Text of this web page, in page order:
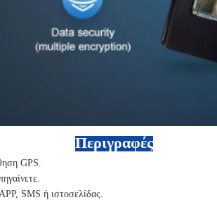
Περιγραφές
GPS.
SMS ή ιστοσελίδας.